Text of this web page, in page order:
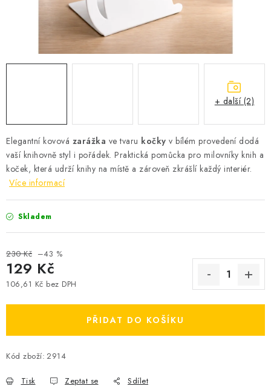
Podmínky vrácení peněz
Nepřebraná dobírka
Elegantní kovová zarážka ve tvaru kočky v bílém provedení dodá
vaší knihovně styl i pořádek. Praktická pomůcka pro milovníky knih a
koček, která udrží knihy na místě a zároveň zkrášlí každý interiér.
Více informací
Skladem
230 Kč –43 %
129 Kč
106,61 Kč bez DPH
PŘIDAT DO KOŠÍKU
Kód zboží: 2914
Tisk Zeptat se Sdílet
+ další (2)